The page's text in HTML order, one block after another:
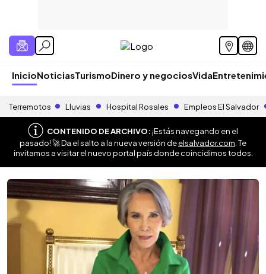
InicioNoticiasTurismoDinero y negociosVida
Terremotos Lluvias Hospital Rosales Empleos El Salvador
CONTENIDO DE ARCHIVO:¡Estás navegando en el
pasado! 🚀 Da el salto a la nueva versión deelsalvador.com . Te
invitamos a visitar el nuevo portal país donde coincidimos todos.